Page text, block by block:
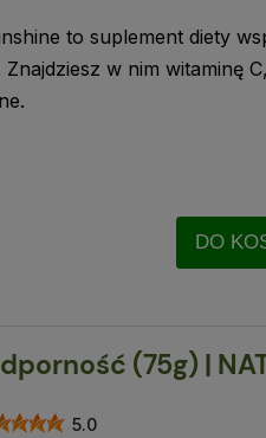
to suplement diety
w nim witaminę
DO
(75g) |
5.0